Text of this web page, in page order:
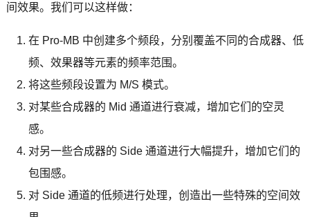
间效果。我们可以这样做：
在 Pro-MB 中创建多个频段，分别覆盖不同的合成器、低
频、效果器等元素的频率范围。
将这些频段设置为 M/S 模式。
对某些合成器的 Mid 通道进行衰减，增加它们的空灵
感。
对另一些合成器的 Side 通道进行大幅提升，增加它们的
包围感。
对 Side 通道的低频进行处理，创造出一些特殊的空间效